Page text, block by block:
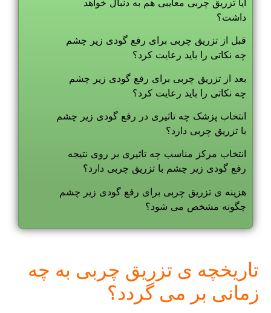
داشت؟
قبل از تزریق چربی برای رفع گودی زیر چشم
چه نکاتی را باید رعایت کرد؟
بعد از تزریق چربی برای رفع گودی زیر چشم
چه نکاتی را باید رعایت کرد؟
انتخاب پزشک چه تاثیری در رفع گودی زیر چشم
با تزریق چربی دارد؟
انتخاب مرکز مناسب چه تاثیری بر روی نتیجه
رفع گودی زیر چشم با تزریق چربی دارد؟
هزینه ی تزریق چربی برای رفع گودی زیر چشم
چگونه مشخص می شود؟
تاریخچه ی تزریق چربی به چه
زمانی بر می گردد؟